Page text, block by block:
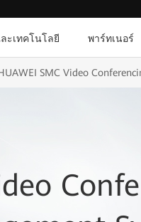
ะเทคโนโลยี พาร์ทเนอร์
SMC Video